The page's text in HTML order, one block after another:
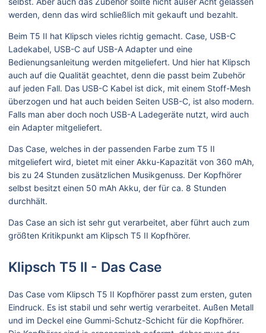
werden, denn das wird schließlich mit gekauft und bezahlt.
Beim T5 II hat Klipsch vieles richtig gemacht. Case, USB-C
Ladekabel, USB-C auf USB-A Adapter und eine
Bedienungsanleitung werden mitgeliefert. Und hier hat Klipsch
auch auf die Qualität geachtet, denn die passt beim Zubehör
auf jeden Fall. Das USB-C Kabel ist dick, mit einem Stoff-Mesh
überzogen und hat auch beiden Seiten USB-C, ist also modern.
Falls man aber doch noch USB-A Ladegeräte nutzt, wird auch
ein Adapter mitgeliefert.
Das Case, welches in der passenden Farbe zum T5 II
mitgeliefert wird, bietet mit einer Akku-Kapazität von 360 mAh,
bis zu 24 Stunden zusätzlichen Musikgenuss. Der Kopfhörer
selbst besitzt einen 50 mAh Akku, der für ca. 8 Stunden
durchhält.
Das Case an sich ist sehr gut verarbeitet, aber führt auch zum
größten Kritikpunkt am Klipsch T5 II Kopfhörer.
Klipsch T5 II - Das Case
Das Case vom Klipsch T5 II Kopfhörer passt zum ersten, guten
Eindruck. Es ist stabil und sehr wertig verarbeitet. Außen Metall
und im Deckel eine Gummi-Schutz-Schicht für die Kopfhörer.